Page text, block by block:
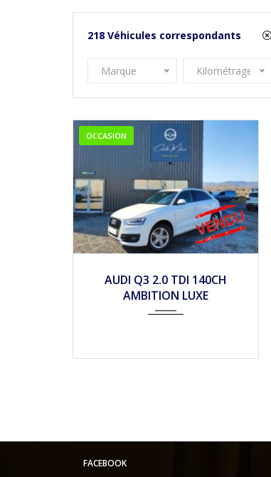
218 Véhicules correspondants
Marque Kilométrage
OCCASION
AUDI Q3 2.0 TDI 140CH
AMBITION LUXE
FACEBOOK